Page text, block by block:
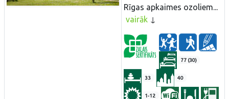
Rīgas apkaimes ozoliem...
vairāk
77 (30)
33 40
1-12